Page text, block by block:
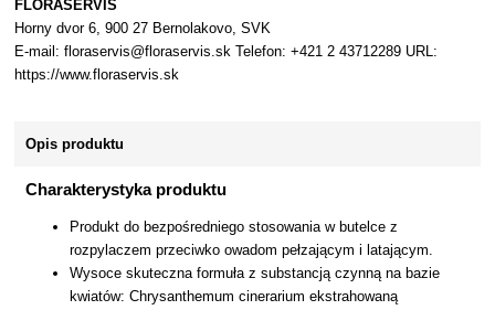
FLORASERVIS
Horny dvor 6, 900 27 Bernolakovo, SVK
E-mail: floraservis@floraservis.sk Telefon: +421 2 43712289 URL:
https://www.floraservis.sk
Opis produktu
Charakterystyka produktu
Produkt do bezpośredniego stosowania w butelce z
rozpylaczem przeciwko owadom pełzającym i latającym.
Wysoce skuteczna formuła z substancją czynną na bazie
kwiatów: Chrysanthemum cinerarium ekstrahowaną